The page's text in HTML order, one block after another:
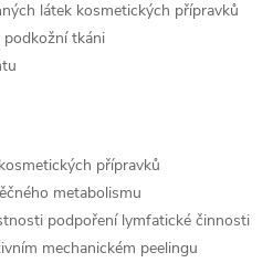
látek kosmetických přípravků
podkožní tkáni
přípravků
metabolismu
podpoření lymfatické činnosti
mechanickém peelingu